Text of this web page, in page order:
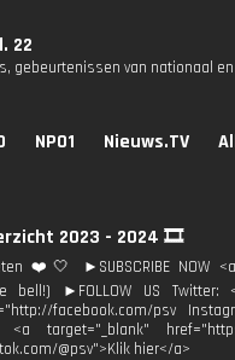
22
gebeurtenissen van nationaal
NPO1 Nieuws.TV
2023 - 2024 🎞
❤️🤍 ►SUBSCRIBE NOW
bell!) ►FOLLOW US Twitter:
facebook.com/psv
target="_blank"
@psv">Klik hier</a>